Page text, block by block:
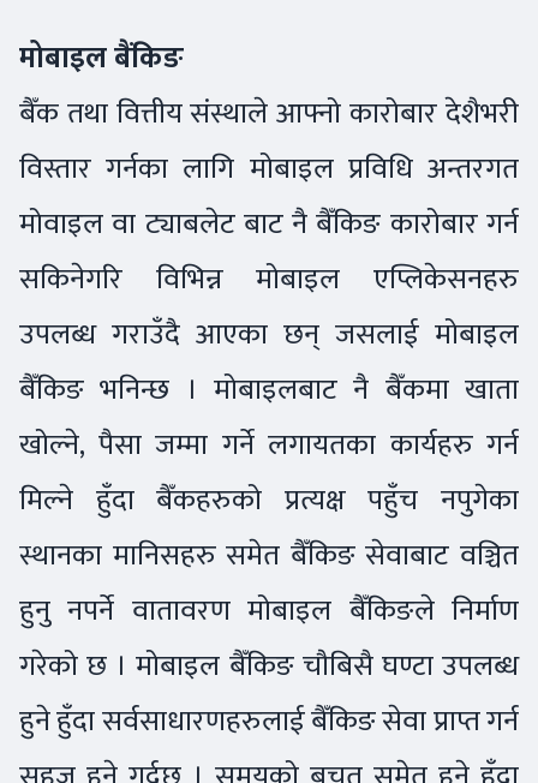
मोबाइल बैंकिङ
बैँक तथा वित्तीय संस्थाले आफ्नो कारोबार देशैभरी
विस्तार गर्नका लागि मोबाइल प्रविधि अन्तरगत
मोवाइल वा ट्याबलेट बाट नै बैँकिङ कारोबार गर्न
सकिनेगरि विभिन्न मोबाइल एप्लिकेसनहरु
उपलब्ध गराउँदै आएका छन् जसलाई मोबाइल
बैँकिङ भनिन्छ । मोबाइलबाट नै बैँकमा खाता
खोल्ने, पैसा जम्मा गर्ने लगायतका कार्यहरु गर्न
मिल्ने हुँदा बैँकहरुको प्रत्यक्ष पहुँच नपुगेका
स्थानका मानिसहरु समेत बैँकिङ सेवाबाट वञ्चित
हुनु नपर्ने वातावरण मोबाइल बैँकिङले निर्माण
गरेको छ । मोबाइल बैँकिङ चौबिसै घण्टा उपलब्ध
हुने हुँदा सर्वसाधारणहरुलाई बैँकिङ सेवा प्राप्त गर्न